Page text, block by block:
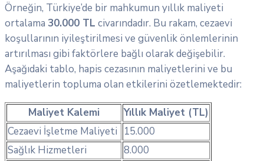
Örneğin, Türkiye’de bir mahkumun yıllık maliyeti
ortalama 30.000 TL civarındadır. Bu rakam, cezaevi
koşullarının iyileştirilmesi ve güvenlik önlemlerinin
artırılması gibi faktörlere bağlı olarak değişebilir.
Aşağıdaki tablo, hapis cezasının maliyetlerini ve bu
maliyetlerin topluma olan etkilerini özetlemektedir:
Maliyet Kalemi
Yıllık Maliyet (TL)
Cezaevi İşletme Maliyeti
15.000
Sağlık Hizmetleri
8.000